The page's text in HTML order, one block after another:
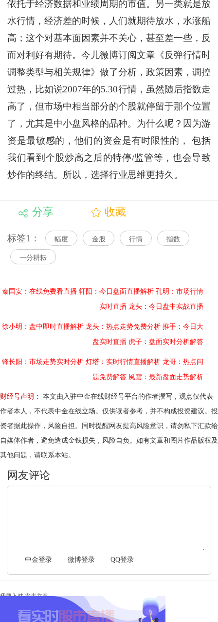
依托于经济数据和业绩周期的市值。另一类就是放
水行情，经济差的时候，人们就期待放水，水涨船
高；这个对基本面因素并不关心，甚至差一些，反
而对利好有期待。今儿微博订阅文章《反弹行情时
调整类型与相关规律》做了分析，政策因素，调控
过热，比如说2007年的5.30行情，虽然随后指数走
高了，但市场中相当部分的个股就停留于那个位置
了，尤其是中小盘风格的品种。为什么呢？因为游
资是最敏感的，他们的资金是有时限性的， 包括
我们看到个股炒高之后的特停/监管等，也会导致
炒作的终结。所以，选择行业思维更持久。
分享 收藏
标签1： 幅度 金股 行情 指数
一分耕耘
秦国安：在线免费看直播 轩阳：今日盘面直播解析 孔明：市场行情
实时直播 龙头：今日盘中实战直播
徐小明：盘中即时直播解析 龙头：热点走势免费分析 推手：今日大
盘实时直播 虎子：盘面实时分析解答
锋长阳：市场走势实时分析 灯塔：实时行情直播解析 龙哥：热点问
题免费解答 風雲：最新盘面走势解析
财经号声明：
本文由入驻中金在线财经号平台的作者撰写，观点仅代表
作者本人，不代表中金在线立场。仅供读者参考，并不构成投资建议。投
资者据此操作，风险自担。同时提醒网友提高风险意识，请勿私下汇款给
自媒体作者，避免造成金钱损失，风险自负。如有文章和图片作品版权及
其他问题，请联系本站。
中金登录 微博登录 QQ登录
我要入驻 发表文章
Ta未开启直播